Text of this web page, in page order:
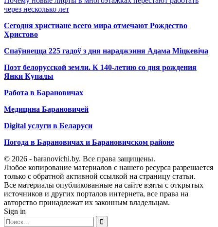
через несколько лет
Сегодня христиане всего мира отмечают Рождество
Христово
Спаўняецца 225 гадоў з дня нараджэння Адама Міцкевіча
Поэт белорусской земли. К 140-летию со дня рождения
Янки Купалы
Работа в Барановичах
Медицина Барановичей
Digital услуги в Беларуси
Погода в Барановичах и Барановичском районе
© 2026 - baranovichi.by. Все права защищены.
Любое копирование материалов с нашего ресурса разрешается
только с обратной активной ссылкой на страницу статьи.
Все материалы опубликованные на сайте взяты с открытых
источников и других порталов интернета, все права на
авторство принадлежат их законным владельцам.
Sign in